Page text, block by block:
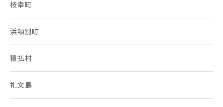
枝幸町
浜頓別町
猿払村
礼文島